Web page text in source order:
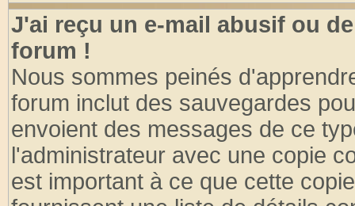
J'ai reçu un e-mail abusif ou
forum !
Nous sommes peinés
forum inclut des sauvegardes
envoient des messages de ce
l'administrateur avec une copie
est important à ce que cette